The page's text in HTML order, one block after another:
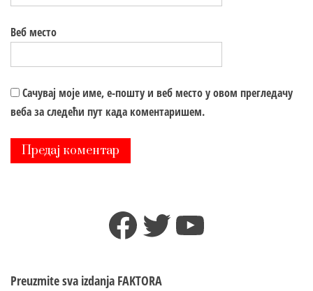
Веб место
Сачувај моје име, е-пошту и веб место у овом прегледачу
веба за следећи пут када коментаришем.
Facebook
TwitterYouTube
Preuzmite sva izdanja FAKTORA